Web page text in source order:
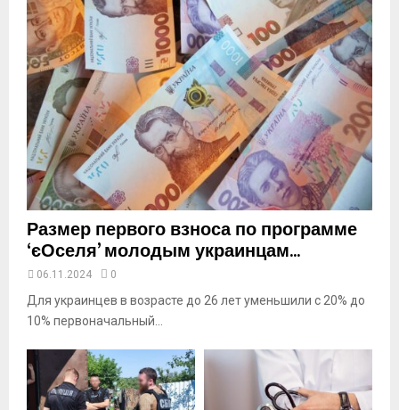
a
y
u
e
Размер первого взноса по программе
‘єОселя’ молодым украинцам...
06.11.2024 0
Для украинцев в возрасте до 26 лет уменьшили с 20% до
10% первоначальный...